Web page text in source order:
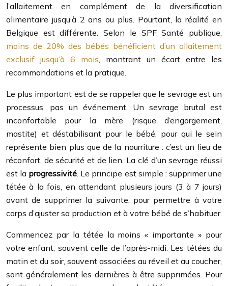
l’allaitement en complément de la diversification
alimentaire jusqu’à 2 ans ou plus. Pourtant, la réalité en
Belgique est différente. Selon le SPF Santé publique,
moins de 20% des bébés bénéficient d’un allaitement
exclusif jusqu’à 6 mois , montrant un écart entre les
recommandations et la pratique.
Le plus important est de se rappeler que le sevrage est un
processus, pas un événement. Un sevrage brutal est
inconfortable pour la mère (risque d’engorgement,
mastite) et déstabilisant pour le bébé, pour qui le sein
représente bien plus que de la nourriture : c’est un lieu de
réconfort, de sécurité et de lien. La clé d’un sevrage réussi
est la progressivité . Le principe est simple : supprimer une
tétée à la fois, en attendant plusieurs jours (3 à 7 jours)
avant de supprimer la suivante, pour permettre à votre
corps d’ajuster sa production et à votre bébé de s’habituer.
Commencez par la tétée la moins « importante » pour
votre enfant, souvent celle de l’après-midi. Les tétées du
matin et du soir, souvent associées au réveil et au coucher,
sont généralement les dernières à être supprimées. Pour